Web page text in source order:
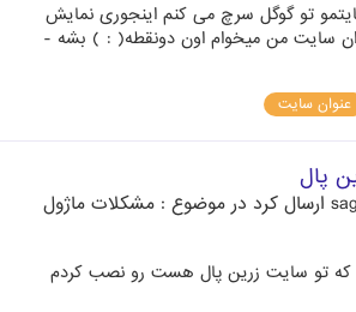
تو گوگل سرچ می کنم اینجوری نمایش
سایت من میخوام اون دونقطه( : ) بشه -
عنوان سایت
پال
ارسال کرد در موضوع : مشکلات ماژول
تو سایت زرین پال هست رو نصب کردم